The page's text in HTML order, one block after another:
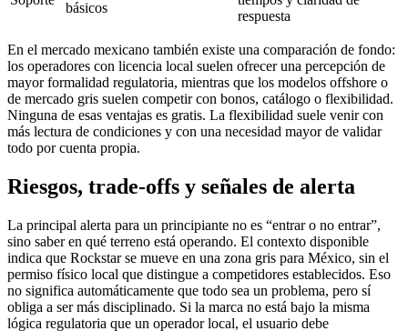
básicos
respuesta
En el mercado mexicano también existe una comparación de fondo:
los operadores con licencia local suelen ofrecer una percepción de
mayor formalidad regulatoria, mientras que los modelos offshore o
de mercado gris suelen competir con bonos, catálogo o flexibilidad.
Ninguna de esas ventajas es gratis. La flexibilidad suele venir con
más lectura de condiciones y con una necesidad mayor de validar
todo por cuenta propia.
Riesgos, trade-offs y señales de alerta
La principal alerta para un principiante no es “entrar o no entrar”,
sino saber en qué terreno está operando. El contexto disponible
indica que Rockstar se mueve en una zona gris para México, sin el
permiso físico local que distingue a competidores establecidos. Eso
no significa automáticamente que todo sea un problema, pero sí
obliga a ser más disciplinado. Si la marca no está bajo la misma
lógica regulatoria que un operador local, el usuario debe